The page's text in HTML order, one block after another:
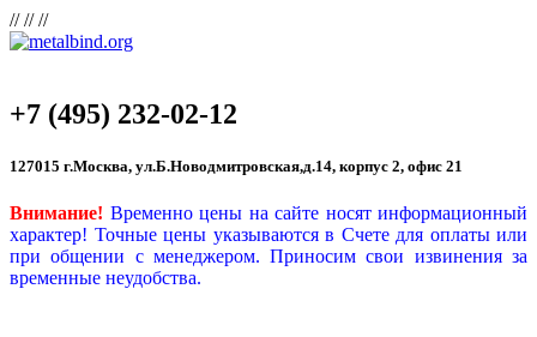
//////
+7 (495) 232-02-12
127015 г.Москва, ул.Б.Новодмитровская,д.14, корпус 2, офис 21
Внимание! Временно цены на сайте носят информационный
характер! Точные цены указываются в Счете для оплаты или
при общении с менеджером. Приносим свои извинения за
временные неудобства.